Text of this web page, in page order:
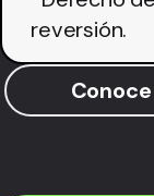
reversión.